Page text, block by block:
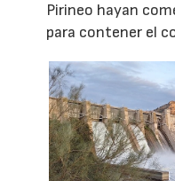
Pirineo hayan
para contener el